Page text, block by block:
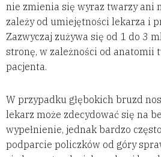
nie zmienia się wyraz twarzy ani
zależy od umiejętności lekarza i
Zazwyczaj zużywa się od 1 do 3
stronę, w zależności od anatomii
pacjenta.
W przypadku głębokich bruzd
lekarz może zdecydować się na
wypełnienie, jednak bardzo
podparcie policzków od góry